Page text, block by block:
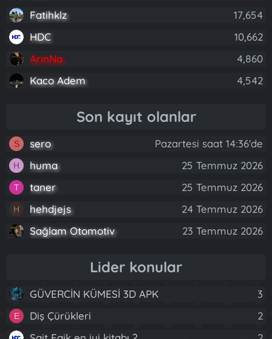
Fatihklz
17,654
HDC
10,662
ArinNa
4,860
Kaco Adem
4,542
Son kayıt olanlar
S sero Pazartesi saat 14:36'de
H huma 25 Temmuz 2026
T taner 25 Temmuz 2026
H hehdjejs
24 Temmuz 2026
Sağlam Otomotiv
23 Temmuz 2026
Lider konular
GÜVERCİN KÜMESİ 3D APK 3
E Diş Çürükleri
2